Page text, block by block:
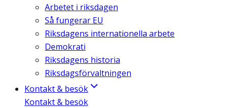
Arbetet i riksdagen
Så fungerar EU
Riksdagens internationella arbete
Demokrati
Riksdagens historia
Riksdagsförvaltningen
Kontakt & besök
Kontakt & besök